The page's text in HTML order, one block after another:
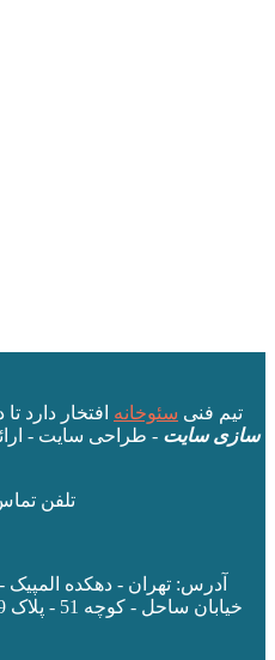
تیم فنی سئوخانه افتخار دارد
سازی سایت - طراحی سایت -
تلفن تماس: 02144764277 --
آدرس: تهران - دهکده
خیابان ساحل - کوچه 51 - پلاک 39 - طبقه اول